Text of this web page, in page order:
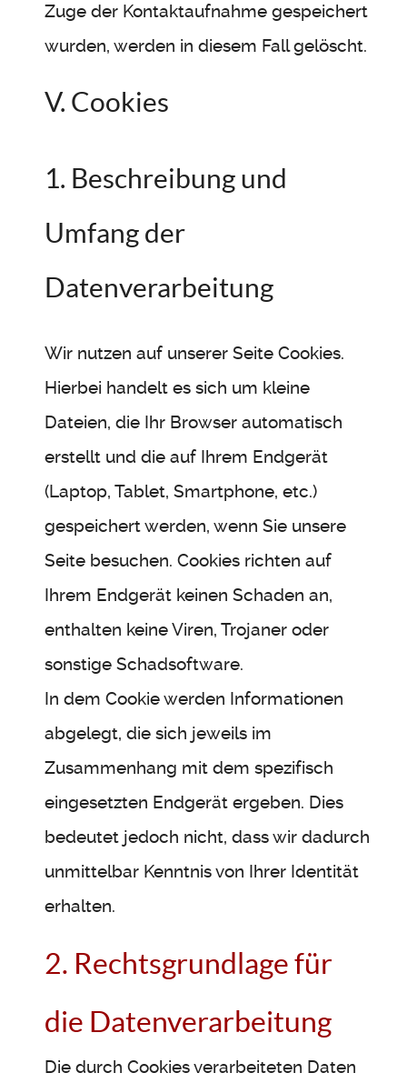
Zuge der Kontaktaufnahme gespeichert
wurden, werden in diesem Fall gelöscht.
V. Cookies
1. Beschreibung und
Umfang der
Datenverarbeitung
Wir nutzen auf unserer Seite Cookies.
Hierbei handelt es sich um kleine
Dateien, die Ihr Browser automatisch
erstellt und die auf Ihrem Endgerät
(Laptop, Tablet, Smartphone, etc.)
gespeichert werden, wenn Sie unsere
Seite besuchen. Cookies richten auf
Ihrem Endgerät keinen Schaden an,
enthalten keine Viren, Trojaner oder
sonstige Schadsoftware.
In dem Cookie werden Informationen
abgelegt, die sich jeweils im
Zusammenhang mit dem spezifisch
eingesetzten Endgerät ergeben. Dies
bedeutet jedoch nicht, dass wir dadurch
unmittelbar Kenntnis von Ihrer Identität
erhalten.
2. Rechtsgrundlage für
die Datenverarbeitung
Die durch Cookies verarbeiteten Daten